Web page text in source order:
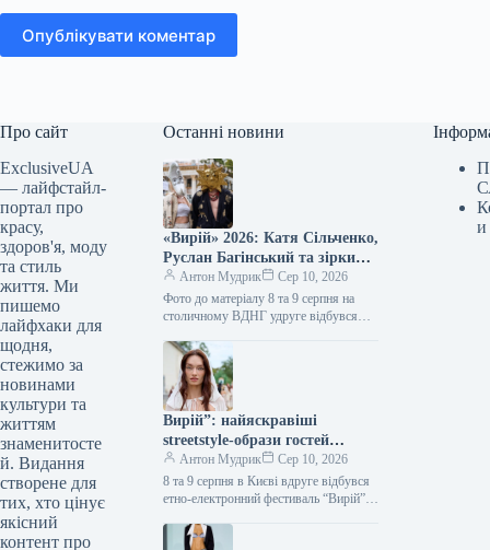
Опублікувати коментар
Про сайт
ExclusiveUA
— лайфстайл-
портал про
красу,
здоров'я, моду
та стиль
життя. Ми
пишемо
лайфхаки для
щодня,
стежимо за
новинами
культури та
життям
знаменитосте
й. Видання
створене для
тих, хто цінує
якісний
контент про
Останні новини
«Вирій» 2026: Катя Сільченко,
Руслан Багінський та зірки
стилю в найяскравіших
образах фестивалю
Антон Мудрик
Сер 10, 2026
Фото до матеріалу 8 та 9 серпня на
столичному ВДНГ удруге відбувся
«Вирій. Простонеба» 2026, створений
командою «Куражу».…
Вирій”: найяскравіші
streetstyle-образи гостей
фестивалю
Антон Мудрик
Сер 10, 2026
8 та 9 серпня в Києві вдруге відбувся
етно-електронний фестиваль “Вирій”,
української моди та сміливого…
и